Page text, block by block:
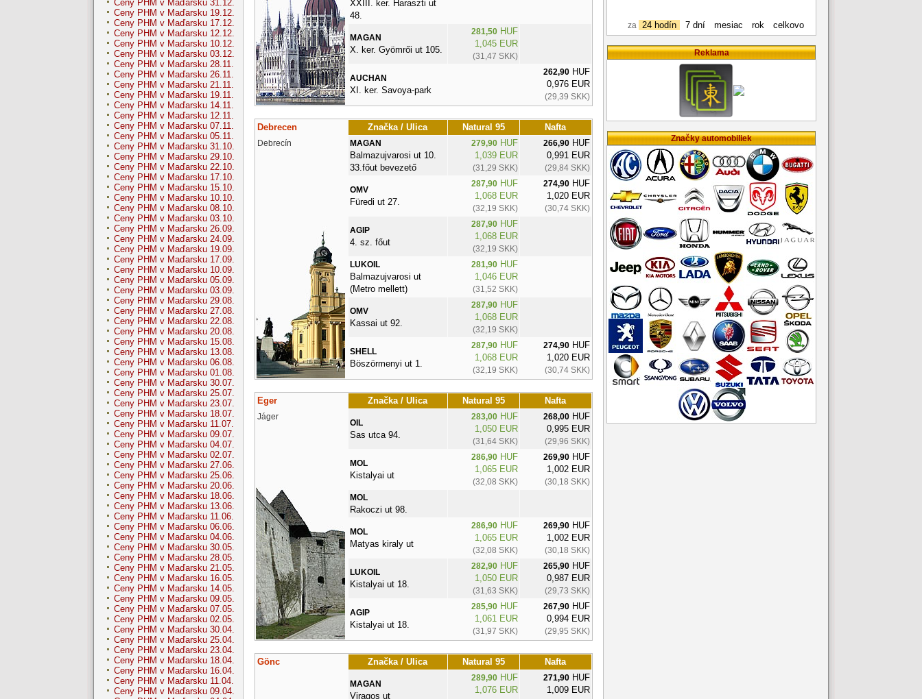
Ceny PHM v Maďarsku 31.12.
Ceny PHM v Maďarsku 19.12.
Ceny PHM v Maďarsku 17.12.
Ceny PHM v Maďarsku 12.12.
Ceny PHM v Maďarsku 10.12.
Ceny PHM v Maďarsku 03.12.
Ceny PHM v Maďarsku 28.11.
Ceny PHM v Maďarsku 26.11.
Ceny PHM v Maďarsku 21.11.
Ceny PHM v Maďarsku 19.11.
Ceny PHM v Maďarsku 14.11.
Ceny PHM v Maďarsku 12.11.
Ceny PHM v Maďarsku 07.11.
Ceny PHM v Maďarsku 05.11.
Ceny PHM v Maďarsku 31.10.
Ceny PHM v Maďarsku 29.10.
Ceny PHM v Maďarsku 22.10.
Ceny PHM v Maďarsku 17.10.
Ceny PHM v Maďarsku 15.10.
Ceny PHM v Maďarsku 10.10.
Ceny PHM v Maďarsku 08.10.
Ceny PHM v Maďarsku 03.10.
Ceny PHM v Maďarsku 26.09.
Ceny PHM v Maďarsku 24.09.
Ceny PHM v Maďarsku 19.09.
Ceny PHM v Maďarsku 17.09.
Ceny PHM v Maďarsku 10.09.
Ceny PHM v Maďarsku 05.09.
Ceny PHM v Maďarsku 03.09.
Ceny PHM v Maďarsku 29.08.
Ceny PHM v Maďarsku 27.08.
Ceny PHM v Maďarsku 22.08.
Ceny PHM v Maďarsku 20.08.
Ceny PHM v Maďarsku 15.08.
Ceny PHM v Maďarsku 13.08.
Ceny PHM v Maďarsku 06.08.
Ceny PHM v Maďarsku 01.08.
Ceny PHM v Maďarsku 30.07.
Ceny PHM v Maďarsku 25.07.
Ceny PHM v Maďarsku 23.07.
Ceny PHM v Maďarsku 18.07.
Ceny PHM v Maďarsku 11.07.
Ceny PHM v Maďarsku 09.07.
Ceny PHM v Maďarsku 04.07.
Ceny PHM v Maďarsku 02.07.
Ceny PHM v Maďarsku 27.06.
Ceny PHM v Maďarsku 25.06.
Ceny PHM v Maďarsku 20.06.
Ceny PHM v Maďarsku 18.06.
Ceny PHM v Maďarsku 13.06.
Ceny PHM v Maďarsku 11.06.
Ceny PHM v Maďarsku 06.06.
Ceny PHM v Maďarsku 04.06.
Ceny PHM v Maďarsku 30.05.
Ceny PHM v Maďarsku 28.05.
Ceny PHM v Maďarsku 21.05.
Ceny PHM v Maďarsku 16.05.
Ceny PHM v Maďarsku 14.05.
Ceny PHM v Maďarsku 09.05.
Ceny PHM v Maďarsku 07.05.
Ceny PHM v Maďarsku 02.05.
Ceny PHM v Maďarsku 30.04.
Ceny PHM v Maďarsku 25.04.
Ceny PHM v Maďarsku 23.04.
Ceny PHM v Maďarsku 18.04.
Ceny PHM v Maďarsku 16.04.
Ceny PHM v Maďarsku 11.04.
Ceny PHM v Maďarsku 09.04.
XXIII. ker. Haraszti ut
48.
MAGAN
X. ker. Gyömrői ut 105.
281,50HUF
1,045 EUR
(31,47 SKK)
AUCHAN
XI. ker. Savoya-park
262,90HUF
0,976 EUR
(29,39 SKK)
Debrecen Značka / Ulica Natural 95 Nafta
Debrecín MAGAN
Balmazujvarosi ut 10.
33.főut bevezető
279,90HUF
1,039 EUR
(31,29 SKK)
266,90HUF
0,991 EUR
(29,84 SKK)
OMV
Füredi ut 27.
287,90HUF
1,068 EUR
(32,19 SKK)
274,90HUF
1,020 EUR
(30,74 SKK)
AGIP
4. sz. főut
287,90HUF
1,068 EUR
(32,19 SKK)
LUKOIL
Balmazujvarosi ut
(Metro mellett)
281,90HUF
1,046 EUR
(31,52 SKK)
OMV
Kassai ut 92.
287,90HUF
1,068 EUR
(32,19 SKK)
SHELL
Böszörmenyi ut 1.
287,90HUF
1,068 EUR
(32,19 SKK)
274,90HUF
1,020 EUR
(30,74 SKK)
Eger Značka / Ulica Natural 95 Nafta
Jáger
OIL
Sas utca 94.
283,00HUF
1,050 EUR
(31,64 SKK)
268,00HUF
0,995 EUR
(29,96 SKK)
MOL
Kistalyai ut
286,90HUF
1,065 EUR
(32,08 SKK)
269,90HUF
1,002 EUR
(30,18 SKK)
MOL
Rakoczi ut 98.
MOL
Matyas kiraly ut
286,90HUF
1,065 EUR
(32,08 SKK)
269,90HUF
1,002 EUR
(30,18 SKK)
LUKOIL
Kistalyai ut 18.
282,90HUF
1,050 EUR
(31,63 SKK)
265,90HUF
0,987 EUR
(29,73 SKK)
AGIP
Kistalyai ut 18.
285,90HUF
1,061 EUR
(31,97 SKK)
267,90HUF
0,994 EUR
(29,95 SKK)
Gönc Značka / Ulica Natural 95 Nafta
MAGAN
Viragos ut
289,90HUF
1,076 EUR
271,90HUF
1,009 EUR
za 24 hodín 7 dní mesiac rok celkovo
Reklama
Značky automobiliek